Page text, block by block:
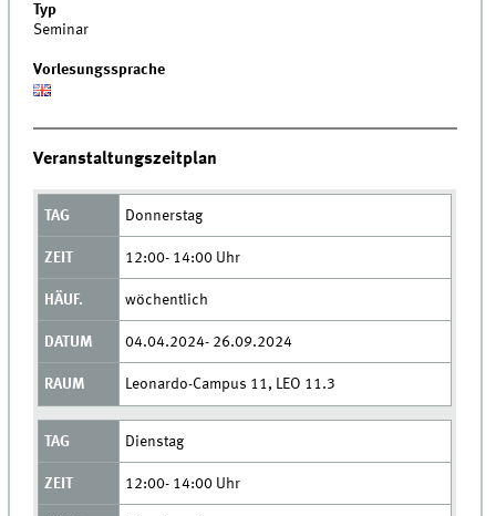
Typ
Seminar
Vorlesungssprache
Veranstaltungszeitplan
Donnerstag
12:00- 14:00 Uhr
wöchentlich
04.04.2024- 26.09.2024
Leonardo-Campus 11, LEO 11.3
Dienstag
12:00- 14:00 Uhr